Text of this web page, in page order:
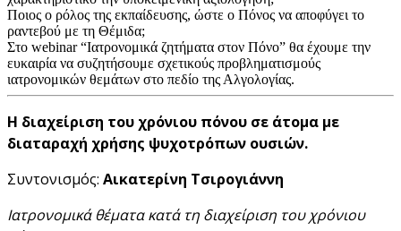
Ποιος ο ρόλος της εκπαίδευσης, ώστε ο Πόνος να αποφύγει το
ραντεβού με τη Θέμιδα;
Στο webinar “Ιατρονομικά ζητήματα στον Πόνο” θα έχουμε την
ευκαιρία να συζητήσουμε σχετικούς προβληματισμούς
ιατρονομικών θεμάτων στο πεδίο της Αλγολογίας.
Η διαχείριση του χρόνιου πόνου σε άτομα με
διαταραχή χρήσης ψυχοτρόπων ουσιών.
Συντονισμός: Αικατερίνη Τσιρογιάννη
Ιατρονομικά θέματα κατά τη διαχείριση του χρόνιου